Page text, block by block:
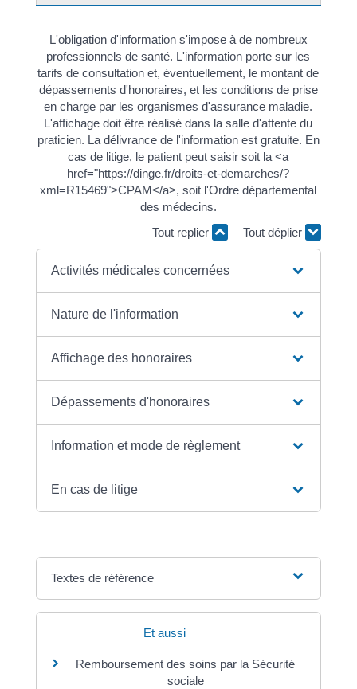
L'obligation d'information s'impose à de nombreux
professionnels de santé. L'information porte sur les
tarifs de consultation et, éventuellement, le montant de
dépassements d'honoraires, et les conditions de prise
en charge par les organismes d'assurance maladie.
L'affichage doit être réalisé dans la salle d'attente du
praticien. La délivrance de l'information est gratuite. En
cas de litige, le patient peut saisir soit la <a
href="https://dinge.fr/droits-et-demarches/?
xml=R15469">CPAM</a>, soit l'Ordre départemental
des médecins.
Tout replier
Tout déplier
Activités médicales concernées
Nature de l'information
Affichage des honoraires
Dépassements d'honoraires
Information et mode de règlement
En cas de litige
Textes de référence
Et aussi
Remboursement des soins par la Sécurité
sociale